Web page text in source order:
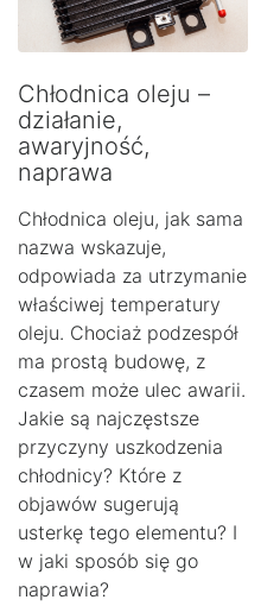
Chłodnica oleju –
działanie,
awaryjność,
naprawa
Chłodnica oleju, jak sama
nazwa wskazuje,
odpowiada za utrzymanie
właściwej temperatury
oleju. Chociaż podzespół
ma prostą budowę, z
czasem może ulec awarii.
Jakie są najczęstsze
przyczyny uszkodzenia
chłodnicy? Które z
objawów sugerują
usterkę tego elementu? I
w jaki sposób się go
naprawia?